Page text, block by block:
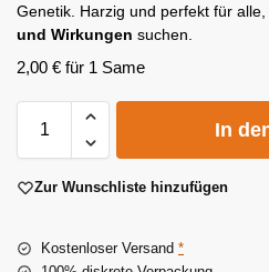
Genetik. Harzig und perfekt für alle,
und Wirkungen suchen.
2,00 € für 1 Same
In
Zur Wunschliste hinzufügen
Kostenloser Versand *